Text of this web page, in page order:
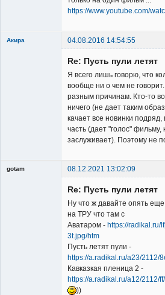
https://www.youtube.com/
Акира 04.08.2016 14:54:55
Re: Пусть пули летят
Я всего лишь говорю, что
вообще ни о чем не
разным причинам. Кто-то
ничего (не дает таким
качает все новинки
часть (дает "голос" фильму,
заслуживает). Поэтому не
gotam
08.12.2021 13:02:09
Re: Пусть пули летят
Ну что ж давайте опять
на ТРУ что там с
Аватаром - https://radikal.ru/
3t.jpg/htm
Пусть летят пули -
https://a.radikal.ru/a23/2112/
Кавказкая пленица 2 -
https://a.radikal.ru/a12/2112/
))